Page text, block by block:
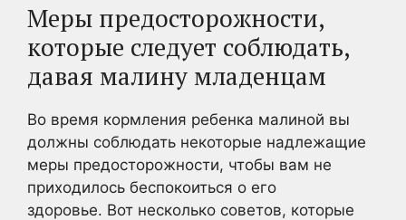
Меры предосторожности,
которые следует соблюдать,
давая малину младенцам
Во время кормления ребенка малиной вы
должны соблюдать некоторые надлежащие
меры предосторожности, чтобы вам не
приходилось беспокоиться о его
здоровье. Вот несколько советов, которые